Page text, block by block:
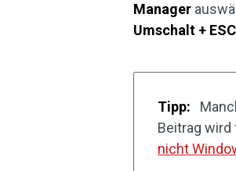
Manager
Umschalt + ESC
Tipp:
Beitrag
nicht